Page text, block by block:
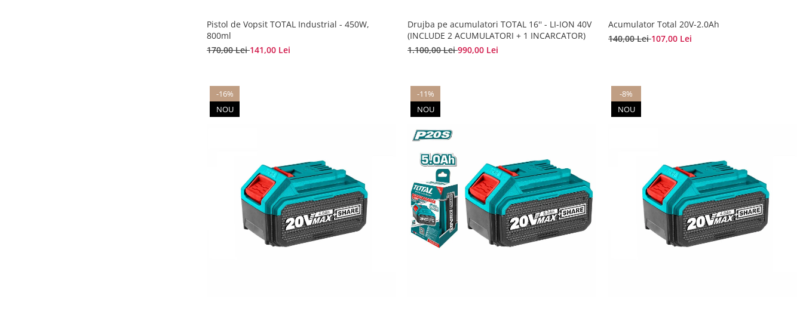
Pistol de Vopsit TOTAL Industrial - 450W,
800ml
170,00 Lei141,00 Lei
Drujba pe acumulatori TOTAL 16'' - LI-ION 40V
(INCLUDE 2 ACUMULATORI + 1 INCARCATOR)
1.100,00 Lei990,00 Lei
Acumulator Total 20V-2.0Ah
140,00 Lei107,00 Lei
-16%
NOU
-11%
NOU
-8%
NOU